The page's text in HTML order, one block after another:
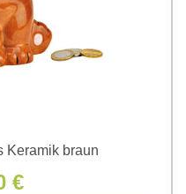
Keramik braun
€